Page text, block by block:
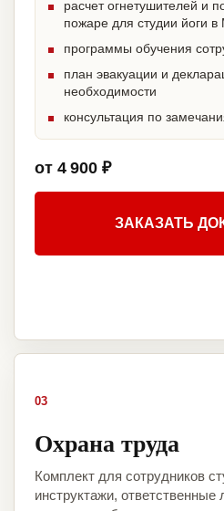
расчет огнетушителей и
пожаре для студии йоги в
программы обучения
план эвакуации и
необходимости
консультация по
от 4 900 ₽
ЗАКАЗАТЬ
03
Охрана труда
Комплект для сотрудников
инструктажи, ответственные